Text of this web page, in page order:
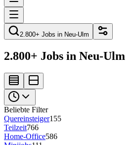
2.800+ Jobs in Neu-Ulm
2.800+ Jobs in Neu-Ulm
Beliebte Filter
Quereinsteiger155
Teilzeit766
Home-Office586